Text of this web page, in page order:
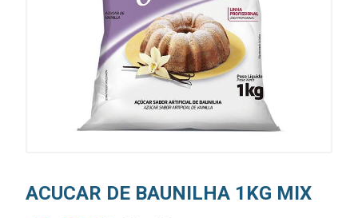
ACUCAR DE BAUNILHA 1KG MIX